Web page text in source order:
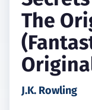
The
J.K. Rowling